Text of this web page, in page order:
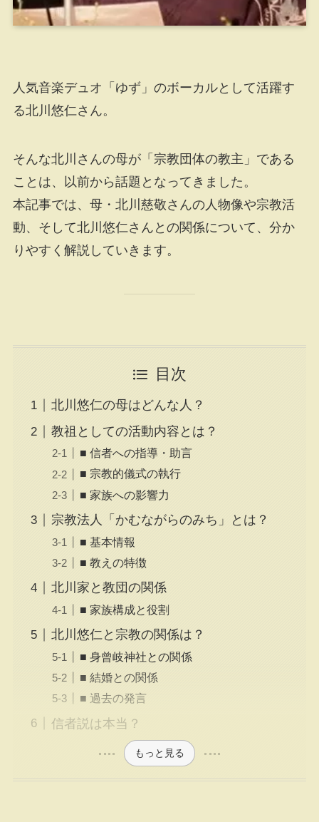
人気音楽デュオ「ゆず」のボーカルとして活躍す
る北川悠仁さん。
そんな北川さんの母が「宗教団体の教主」である
ことは、以前から話題となってきました。
本記事では、母・北川慈敬さんの人物像や宗教活
動、そして北川悠仁さんとの関係について、分か
りやすく解説していきます。
目次
北川悠仁の母はどんな人？
教祖としての活動内容とは？
■ 信者への指導・助言
■ 宗教的儀式の執行
■ 家族への影響力
宗教法人「かむながらのみち」とは？
■ 基本情報
■ 教えの特徴
北川家と教団の関係
■ 家族構成と役割
北川悠仁と宗教の関係は？
■ 身曾岐神社との関係
■ 結婚との関係
■ 過去の発言
信者説は本当？
もっと見る